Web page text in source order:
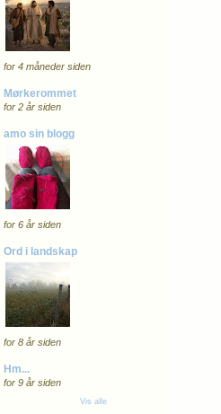
for 4 måneder siden
Mørkerommet
for 2 år siden
amo sin blogg
for 6 år siden
Ord i landskap
for 8 år siden
Hm...
for 9 år siden
Vis alle